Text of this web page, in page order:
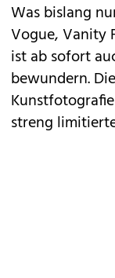
Was bislang
Vogue, Vanity
ist ab sofort
bewundern.
streng